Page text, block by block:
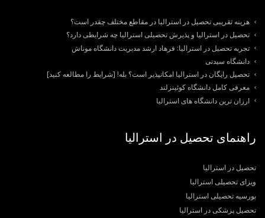
هزینه تقریبی تحصیل در استرالیا در مقاطع مختلف چقدر است؟
تحصیل در استرالیا و پذیرش تحصیلی استرالیا چه شرایطی دارد؟
تجربه تحصیل در استرالیا: فرهاد ارشد مدیریت دانشگاه موناش
دانشگاه سیدنی
تحصیل رایگان در استرالیا امکانپذیر است؟ بله! [شرایط را مطالعه کنید]
معرفی کامل دانشگاه کوئینزلند
ارزان ترین دانشگاه های استرالیا
راهنمای تحصیل در استرالیا
تحصیل در استرالیا
ویزای تحصیلی استرالیا
بورسیه تحصیلی استرالیا
تحصیل پزشکی در استرالیا